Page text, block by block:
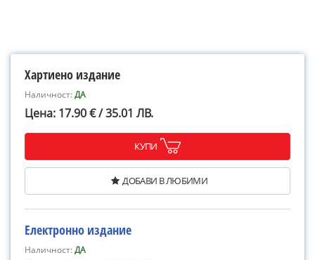
Хартиено издание
Наличност:ДА
Цена: 17.90 € / 35.01 ЛВ.
КУПИ
ДОБАВИ В ЛЮБИМИ
Електронно издание
Наличност:ДА